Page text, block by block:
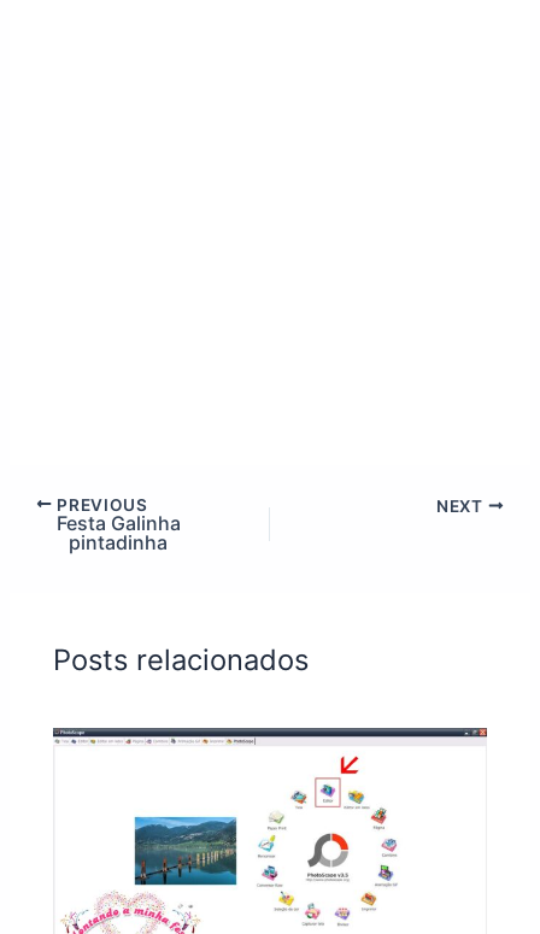
PREVIOUS
Festa Galinha
pintadinha
NEXT
Posts relacionados